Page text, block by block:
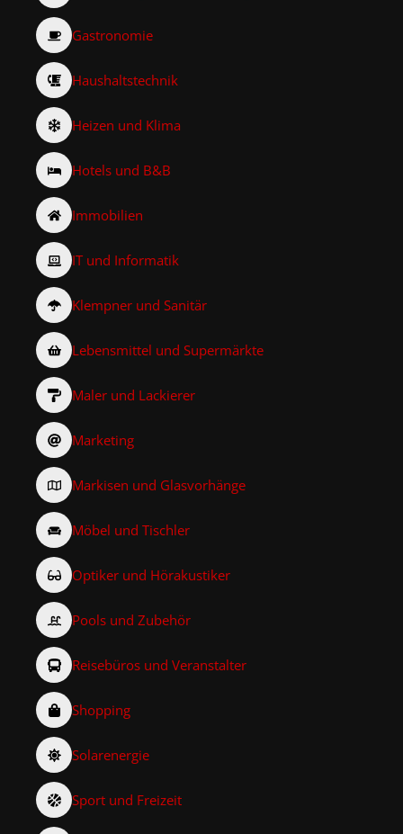
Gastronomie
Haushaltstechnik
Heizen und Klima
Hotels und B&B
Immobilien
IT und Informatik
Klempner und Sanitär
Lebensmittel und Supermärkte
Maler und Lackierer
Marketing
Markisen und Glasvorhänge
Möbel und Tischler
Optiker und Hörakustiker
Pools und Zubehör
Reisebüros und Veranstalter
Shopping
Solarenergie
Sport und Freizeit